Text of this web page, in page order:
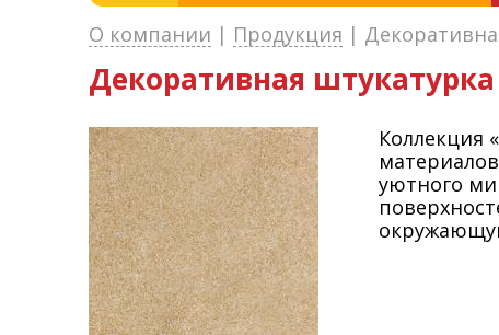
О компании | Продукция |
Декоративная штукатурка
Коллекция
уютного